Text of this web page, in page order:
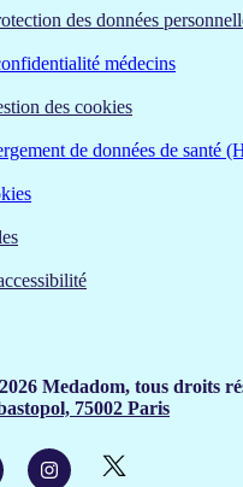
des données
médecins
des cookies
de données de santé
Medadom, tous droits
75002 Paris